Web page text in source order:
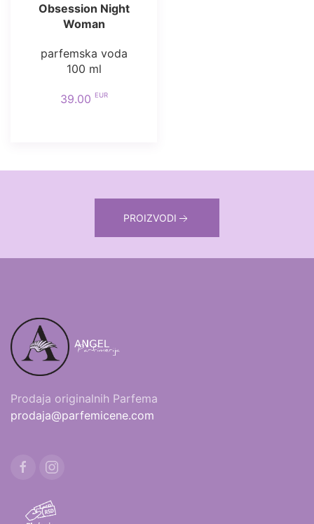
Obsession Night
Woman
parfemska voda
100 ml
39.00 EUR
PROIZVODI
Prodaja originalnih Parfema
prodaja@parfemicene.com